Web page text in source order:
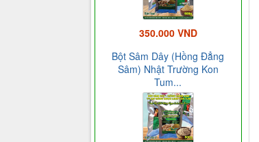
350.000 VND
Bột Sâm Dây (Hồng Đẳng
Sâm) Nhật Trường Kon
Tum...